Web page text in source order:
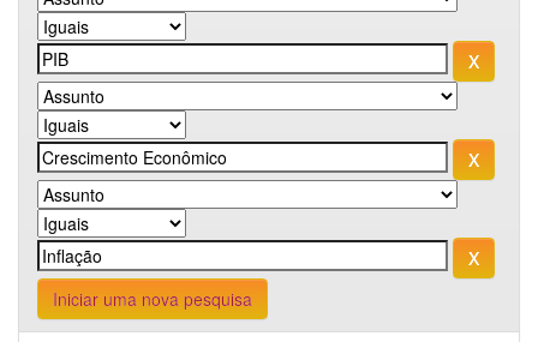
Iniciar uma nova pesquisa